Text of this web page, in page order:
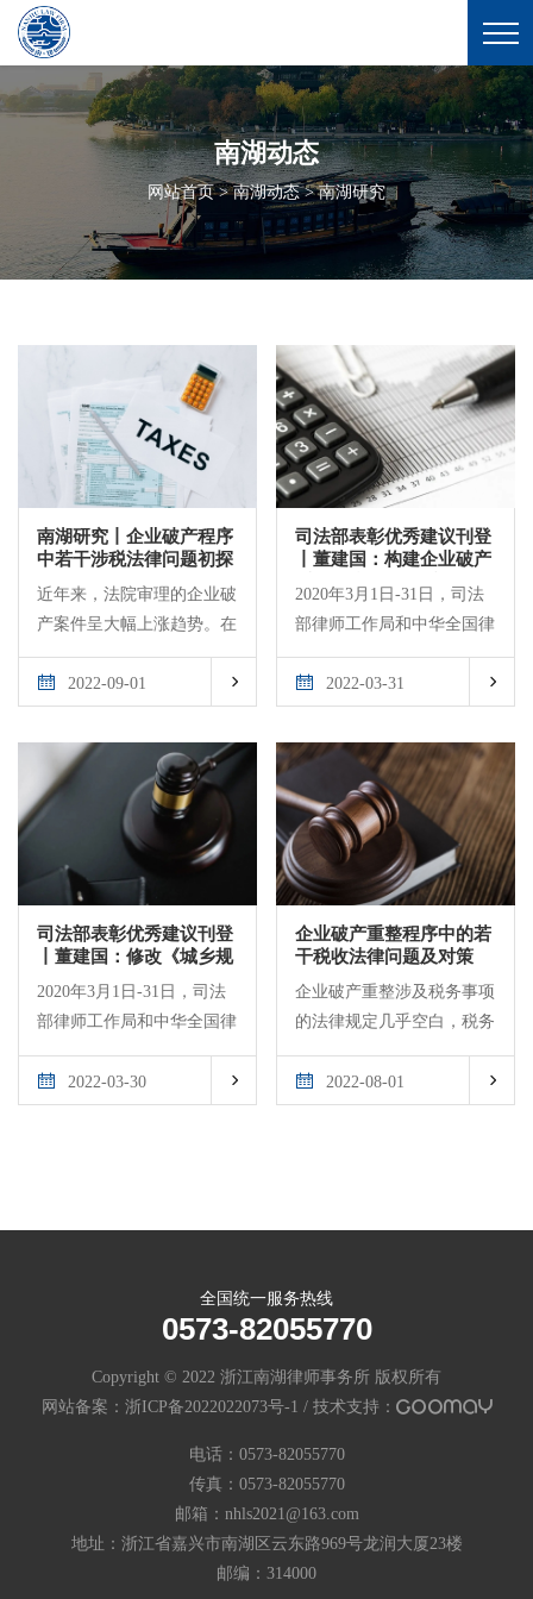
南湖动态
网站首页>南湖动态> 南湖研究
南湖研究丨企业破产程序
中若干涉税法律问题初探
近年来，法院审理的企业破
产案件呈大幅上涨趋势。在
破产程序中，税务非正常户
解除、发票领购使用、滞纳
顺序、税务登记注销等涉税
问题已成为严重影响破产案
件顺利进行的重要问题。产
生这些问题的主要原因是
《企业破产法》实施后，
《税收征收管理法》（以下
简称《税收征管法》）等税
收法律法规未根据企业进入
破产程序的情况作出相应修
改，未针对新的情况作出专
题，作出新规定，修改《税
收征管法》等法律法规，建
 2022-09-01 
司法部表彰优秀建议刊登
丨董建国：构建企业破产
重整涉税法律体系若干问
题的建议
2020年3月1日-31日，司法
部律师工作局和中华全国律
师协会面向全国律师行业开
展了“我为疫情防控和促进
动。我所董建国主任撰写的
《修改〈城乡规划法〉构建
疫情防控法律体系》、《构
建企业破产重整涉税法律体
系若干问题的建议》被评为
优秀建议。现将两篇建议分
别附录，与读者共享。
 2022-03-31 
司法部表彰优秀建议刊登
丨董建国：修改《城乡规
划法》 构建疫情防控法律
体系
2020年3月1日-31日，司法
部律师工作局和中华全国律
师协会面向全国律师行业开
展了“我为疫情防控和促进
经济社会发展建言献策”活
建企业破产重整涉税法律体
优秀建议。现将两篇建议分
别附录，与读者共享。
 2022-03-30 
企业破产重整程序中的若
干税收法律问题及对策
企业破产重整涉及税务事项
的法律规定几乎空白，税务
机关对破产重整企业继续沿
用正常企业的税收法规，严
重影响破产重整案件的审
破产重整纳税评价机制，保
行，推动社会经济持续、健
康发展。关键词：破产重整
评
 2022-08-01 
全国统一服务热线
0573-82055770
Copyright © 2022 浙江南湖律师事务所 版权所有
网站备案： 浙ICP备2022022073号-1 / 技术支持： 
电话：0573-82055770
传真：0573-82055770
邮箱：nhls2021@163.com
地址：浙江省嘉兴市南湖区云东路969号龙润大厦23楼
邮编：314000